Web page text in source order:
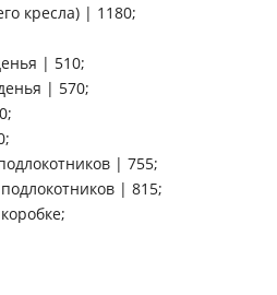
кресла) | 1180;
| 510;
| 570;
| 755;
| 815;